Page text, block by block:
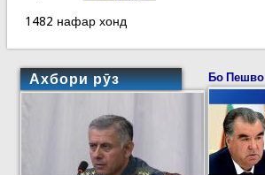
1482 нафар хонд
Ахбори рӯз Бо Пешво